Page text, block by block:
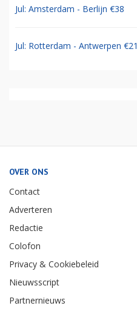
Jul: Amsterdam - Berlijn €38
Jul: Rotterdam - Antwerpen €21
OVER ONS
Contact
Adverteren
Redactie
Colofon
Privacy & Cookiebeleid
Nieuwsscript
Partnernieuws